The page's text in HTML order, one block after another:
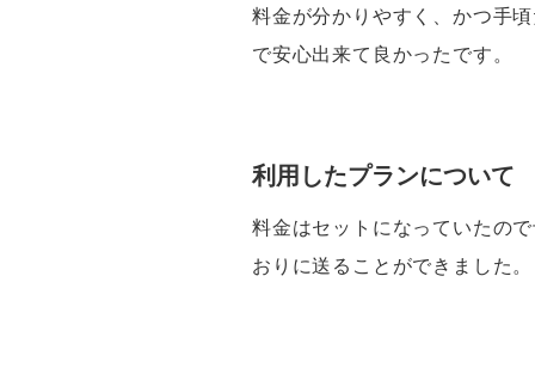
料金が分かりやすく、かつ手
で安心出来て良かったです。
利用したプランについて
料金はセットになっていたの
おりに送ることができました。